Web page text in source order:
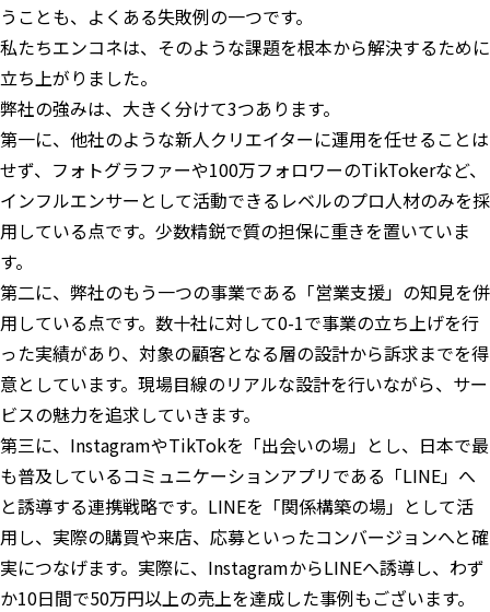
うことも、よくある失敗例の一つです。
私たちエンコネは、そのような課題を根本から解決するために
立ち上がりました。
弊社の強みは、大きく分けて3つあります。
第一に、他社のような新人クリエイターに運用を任せることは
せず、フォトグラファーや100万フォロワーのTikTokerなど、
インフルエンサーとして活動できるレベルのプロ人材のみを採
用している点です。少数精鋭で質の担保に重きを置いていま
す。
第二に、弊社のもう一つの事業である「営業支援」の知見を併
用している点です。数十社に対して0-1で事業の立ち上げを行
った実績があり、対象の顧客となる層の設計から訴求までを得
意としています。現場目線のリアルな設計を行いながら、サー
ビスの魅力を追求していきます。
第三に、InstagramやTikTokを「出会いの場」とし、日本で最
も普及しているコミュニケーションアプリである「LINE」へ
と誘導する連携戦略です。LINEを「関係構築の場」として活
用し、実際の購買や来店、応募といったコンバージョンへと確
実につなげます。実際に、InstagramからLINEへ誘導し、わず
か10日間で50万円以上の売上を達成した事例もございます。